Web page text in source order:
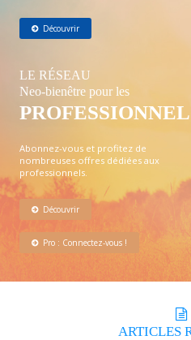
Découvrir
LE RÉSEAU
Neo-bienêtre pour les
Abonnez-vous et profitez de
nombreuses offres dédiées aux
professionnels.
Découvrir
Pro : Connectez-vous !
ARTICLES